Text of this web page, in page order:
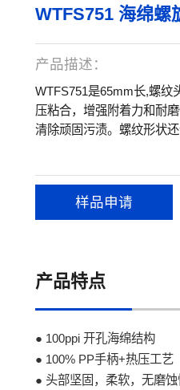
WTFS751 海绵螺
产品描述：
WTFS751是65mm长,螺纹
压粘合，增强附着力和耐
清除顽固污渍。螺纹形状
样品申请
产品特点
● 100ppi 开孔海绵结构
● 100% PP手柄+热压工艺
● 头部坚固，柔软，无磨蚀